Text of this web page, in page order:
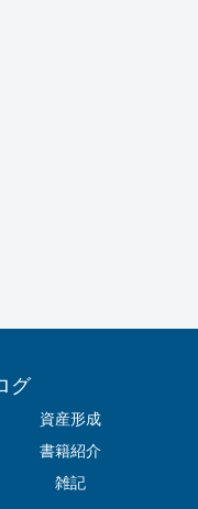
グ
資産形成
書籍紹介
雑記